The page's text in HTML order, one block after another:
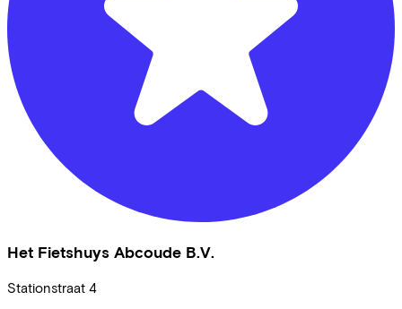
Het Fietshuys Abcoude B.V.
Stationstraat 4